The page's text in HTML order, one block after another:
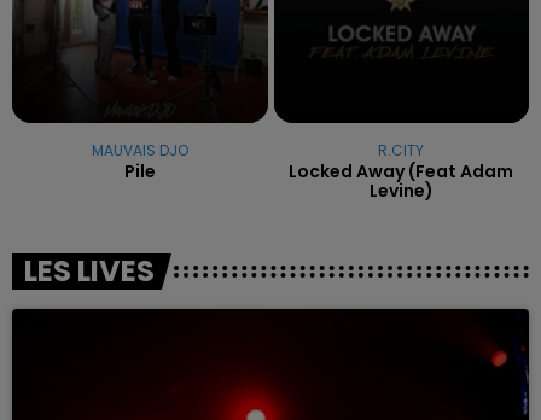
MAUVAIS DJO
Pile
R.CITY
Locked Away (feat Adam
Levine)
LES LIVES